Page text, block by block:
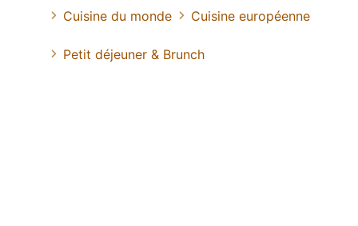
Cuisine du monde Cuisine européenne
Petit déjeuner & Brunch